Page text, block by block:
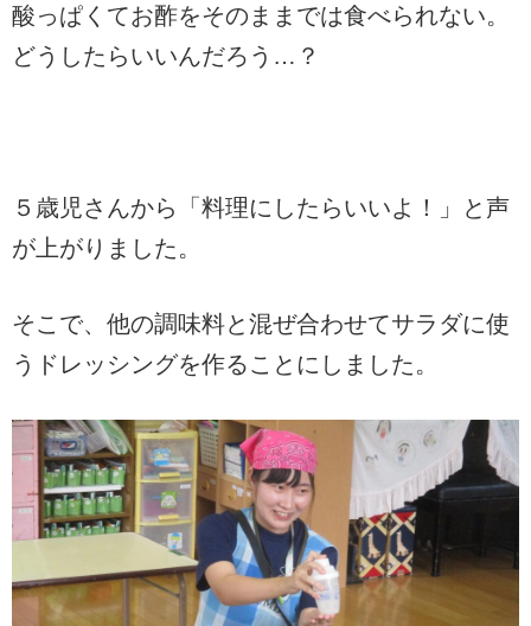
酸っぱくてお酢をそのままでは食べられない。
どうしたらいいんだろう…？
５歳児さんから「料理にしたらいいよ！」と声
が上がりました。
そこで、他の調味料と混ぜ合わせてサラダに使
うドレッシングを作ることにしました。